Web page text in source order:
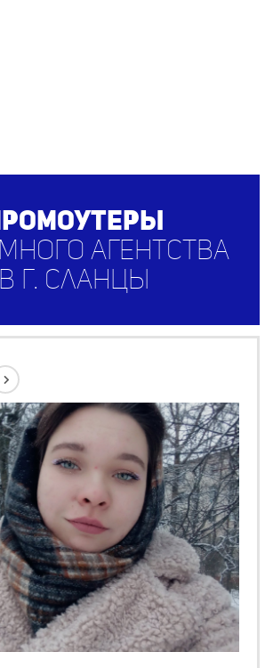
агентства
в г. Сланцы